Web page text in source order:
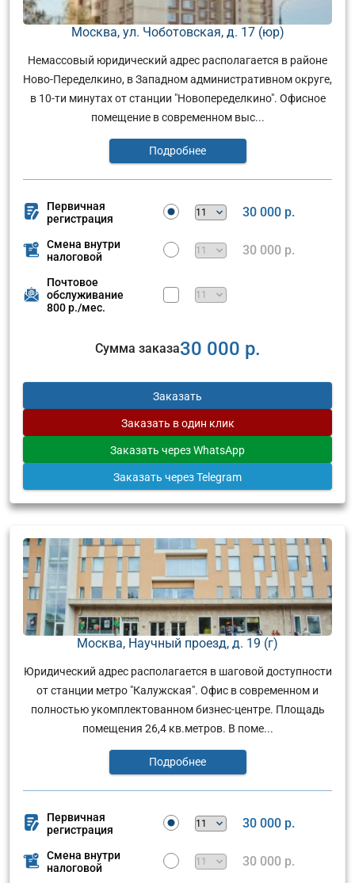
Москва, ул. Чоботовская, д. 17 (юр)
Немассовый юридический адрес располагается в районе
Ново-Переделкино, в Западном административном округе,
в 10-ти минутах от станции "Новопеределкино". Офисное
помещение в современном выс...
Подробнее
Первичная
регистрация
30 000 р.
Смена внутри
налоговой
30 000 р.
Почтовое
обслуживание
800 р./мес.
Сумма заказа30 000 р.
Заказать
Заказать в один клик
Заказать через WhatsApp
Заказать через Telegram
Москва, Научный проезд, д. 19 (г)
Юридический адрес располагается в шаговой доступности
от станции метро "Калужская". Офис в современном и
полностью укомплектованном бизнес-центре. Площадь
помещения 26,4 кв.метров. В поме...
Подробнее
Первичная
регистрация
30 000 р.
Смена внутри
налоговой
30 000 р.